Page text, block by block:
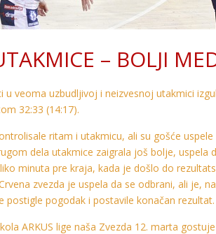
– BOLJI
u veoma uzbudljivoj i neizvesnoj utakmici
32:33 (14:17).
ritam i utakmicu, ali su gošće
dela utakmice zaigrala još bolje, uspela
minuta pre kraja, kada je došlo do
zvezda je uspela da se odbrani, ali je,
postigle pogodak i postavile konačan rezultat.
ARKUS lige naša Zvezda 12. marta